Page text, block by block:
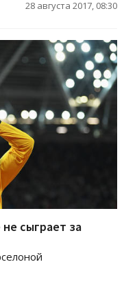
28 августа 2017, 08:30
сыграет за